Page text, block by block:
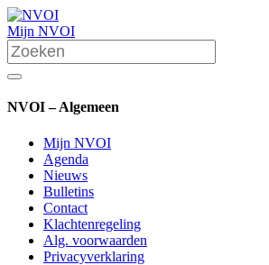
Mijn NVOI
NVOI – Algemeen
Mijn NVOI
Agenda
Nieuws
Bulletins
Contact
Klachtenregeling
Alg. voorwaarden
Privacyverklaring